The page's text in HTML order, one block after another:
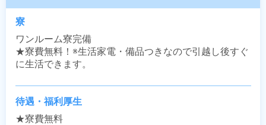
寮
ワンルーム寮完備
★寮費無料！※生活家電・備品つきなので引越し後すぐ
に生活できます。
待遇・福利厚生
★寮費無料